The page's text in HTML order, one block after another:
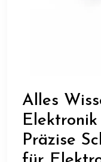
Alles
Elektronik
Präzise